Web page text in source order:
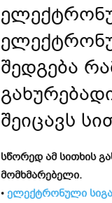
შედგება
შეიცავს
სწორედ ამ სითხის
მომხმარებელი.
• ელექტრონული